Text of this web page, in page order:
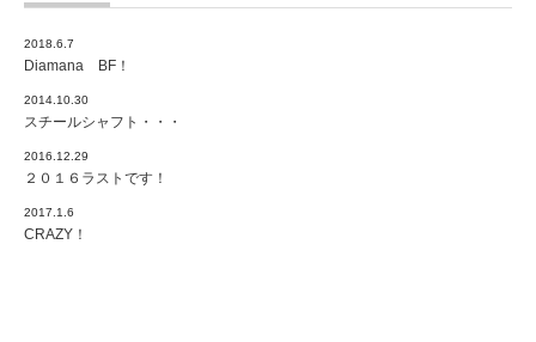
2018.6.7
Diamana BF！
2014.10.30
スチールシャフト・・・
2016.12.29
２０１６ラストです！
2017.1.6
CRAZY！